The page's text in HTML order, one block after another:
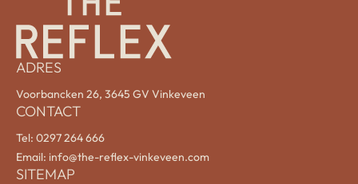
ADRES
Voorbancken 26, 3645 GV Vinkeveen
CONTACT
Tel: 0297 264 666
Email: info@the-reflex-vinkeveen.com
SITEMAP